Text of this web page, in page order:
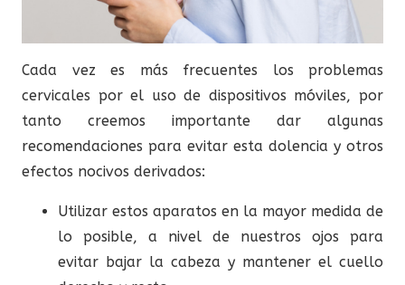
Cada vez es más frecuentes los problemas
cervicales por el uso de dispositivos móviles, por
tanto creemos importante dar algunas
recomendaciones para evitar esta dolencia y otros
efectos nocivos derivados:
Utilizar estos aparatos en la mayor medida de
lo posible, a nivel de nuestros ojos para
evitar bajar la cabeza y mantener el cuello